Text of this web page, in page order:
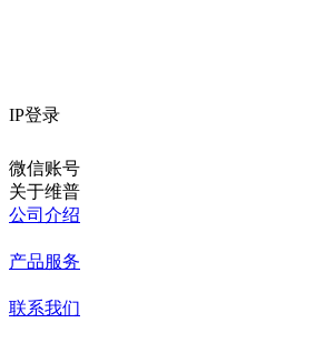
IP登录
微信账号
关于维普
公司介绍
产品服务
联系我们